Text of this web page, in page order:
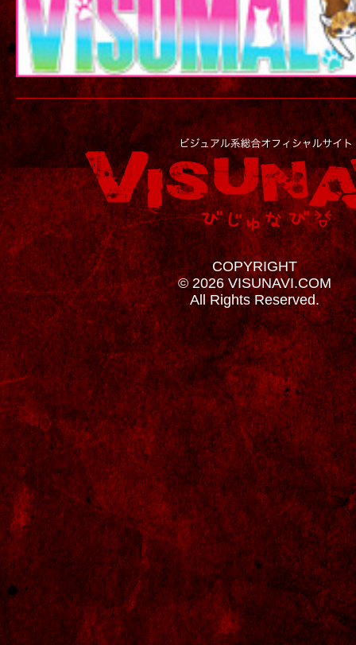
COPYRIGHT
© 2026 VISUNAVI.COM
All Rights Reserved.